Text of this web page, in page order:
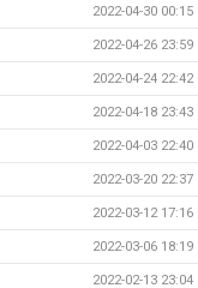
2022-04-30 00:15
2022-04-26 23:59
2022-04-24 22:42
2022-04-18 23:43
2022-04-03 22:40
2022-03-20 22:37
2022-03-12 17:16
2022-03-06 18:19
2022-02-13 23:04